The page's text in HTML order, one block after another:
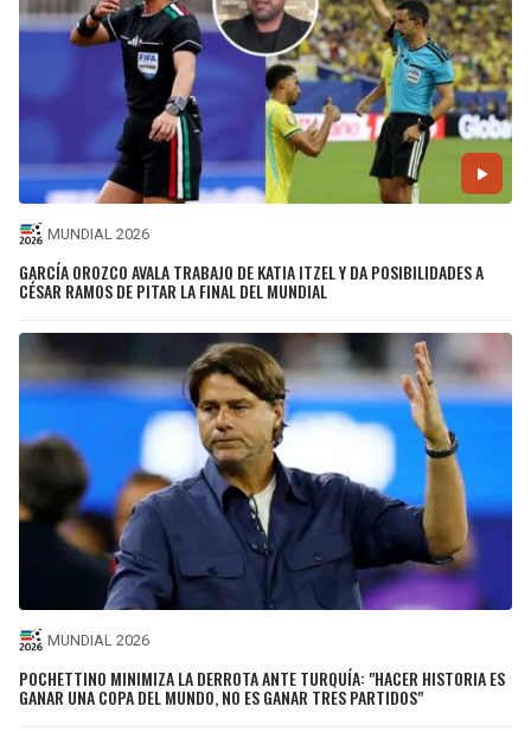
MUNDIAL 2026
GARCÍA OROZCO AVALA TRABAJO DE KATIA ITZEL Y DA POSIBILIDADES A
CÉSAR RAMOS DE PITAR LA FINAL DEL MUNDIAL
MUNDIAL 2026
POCHETTINO MINIMIZA LA DERROTA ANTE TURQUÍA: "HACER HISTORIA ES
GANAR UNA COPA DEL MUNDO, NO ES GANAR TRES PARTIDOS"